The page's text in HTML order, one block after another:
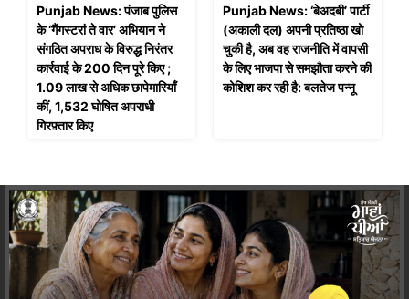
Punjab News: पंजाब पुलिस
के ‘गैंगस्टरां ते वार’ अभियान ने
संगठित अपराध के विरुद्ध निरंतर
कार्रवाई के 200 दिन पूरे किए ;
1.09 लाख से अधिक छापेमारियाँ
कीं, 1,532 घोषित अपराधी
गिरफ़्तार किए
Punjab News: ‘बेअदबी’ पार्टी
(अकाली दल) अपनी प्रतिष्ठा खो
चुकी है, अब वह राजनीति में वापसी
के लिए भाजपा से समझौता करने की
कोशिश कर रही है: बलतेज पन्नू